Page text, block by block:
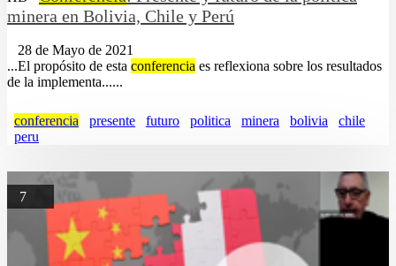
minera en Bolivia, Chile y Perú
28 de Mayo de 2021
...El propósito de esta conferencia es reflexiona sobre los resultados
de la implementa......
conferencia presente futuro politica minera bolivia
chile
peru
7